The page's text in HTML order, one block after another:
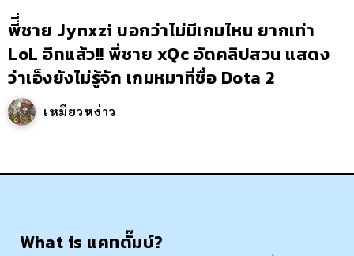
พี่ี่ชาย Jynxzi บอกว่าไม่มีเกมไหน ยากเท่า
LoL อีกแล้ว!! พี่ชาย xQc อัดคลิปสวน แสดง
ว่าเอ็งยังไม่รู้จัก เกมหมาที่ชื่อ Dota 2
เหมียวหง่าว
What is แคทดั๊มบ์?